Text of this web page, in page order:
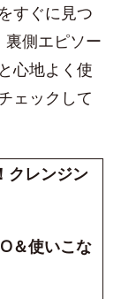
すぐに見つ
裏側エピソー
心地よく使
ェックして
クレンジン
＆使いこな